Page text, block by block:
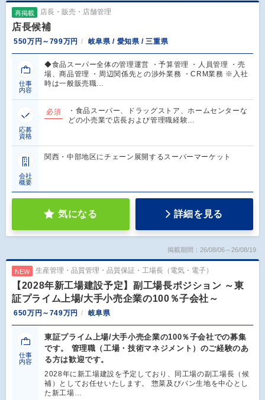
再掲載 店長・販売・店舗管理
店長候補
550万円～799万円 岐阜県 / 愛知県 / 三重県
仕事
内容
◆食品スーパー全体の管理運営 ・予算管理 ・人員管理 ・売
場、商品管理 ・周辺関係先との渉外業務 ・CRM業務 ※入社
時は一般販売職…
応募
資格
必須
・食品スーパー、ドラッグストア、ホームセンターな
どの小売業で店長および管理職経験…
会社
概要
関西・中部地区にチェーン展開するスーパーマーケット
気になる 詳細を見る
掲載期間：26/08/06～26/08/19
NEW 生産管理・品質管理・品質保証・工場長（電気・電子）
【2028年新工場建設予定】副工場長ポジション ～東
証プライム上場/大手小売企業の100％子会社～
650万円～749万円 岐阜県
仕事
内容
東証プライム上場/大手小売企業の100％子会社での募集
です。 管理職（工場・技術マネジメント）のご経験のあ
る方は歓迎です。
2028年に新工場建設を予定しており、同工場の副工場長（候
補）としてお任せいたします。 惣菜及びパン生地を中心とし
た新工場…